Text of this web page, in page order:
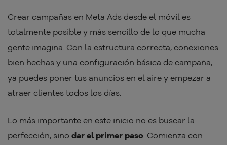
Crear campañas en Meta Ads desde el móvil es
totalmente posible y más sencillo de lo que mucha
gente imagina. Con la estructura correcta, conexiones
bien hechas y una configuración básica de campaña,
ya puedes poner tus anuncios en el aire y empezar a
atraer clientes todos los días.
Lo más importante en este inicio no es buscar la
perfección, sino dar el primer paso. Comienza con